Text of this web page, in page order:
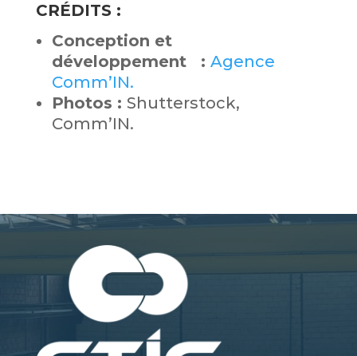
CRÉDITS :
Conception et
développement : Agence
Comm’IN.
Photos : Shutterstock,
Comm’IN.